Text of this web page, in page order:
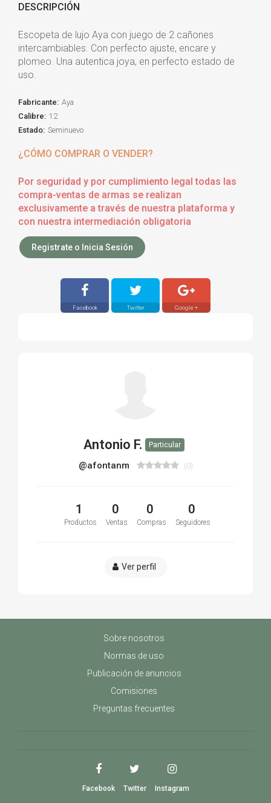
DESCRIPCIÓN
Escopeta de lujo Aya con juego de 2 cañones
intercambiables. Con perfecto ajuste, encare y
plomeo. Una autentica joya, en perfecto estado de
uso.
Fabricante: Aya
Calibre: 12
Estado: Seminuevo
¿CÓMO COMPRAR O VENDER?
Por seguridad y por cumplimiento legal todas las
compra-ventas de armas se realizan
exclusivamente a través de nuestra plataforma y
con nuestra intermediación obligatoria
Registrate o Inicia Sesión
Facebook Twitter Google +
Antonio F. Particular
@afontanm (0)
1
Productos
0
Ventas
0
Compras
0
Seguidores
Ver perfil
Sobre nosotros
Normas de uso
Publicación de anuncios
Comisiones
Preguntas frecuentes
Facebook Twitter Instagram